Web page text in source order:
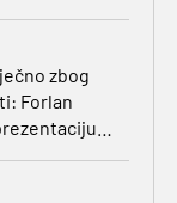
zbog
Forlan